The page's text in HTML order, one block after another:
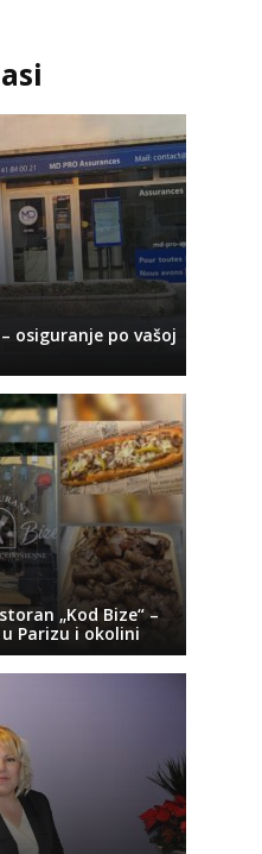
– osiguranje po vašoj
„Kod Bize“ –
Parizu i okolini